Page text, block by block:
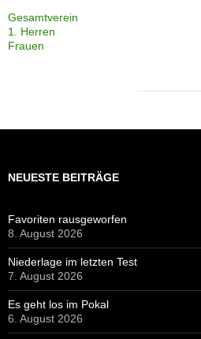
Gesamtverein
1. Herren
Frauen
NEUESTE BEITRÄGE
Favoriten rausgeworfen
8. August 2026
Niederlage im letzten Test
7. August 2026
Es geht los im Pokal
6. August 2026